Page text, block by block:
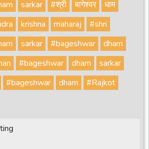
sarkar #श्री बागेश्वर
धाम
krishna maharaj
#shri
sarkar #bageshwar
dham
#bageshwar dham
sarkar
#bageshwar dham
#Rajkot